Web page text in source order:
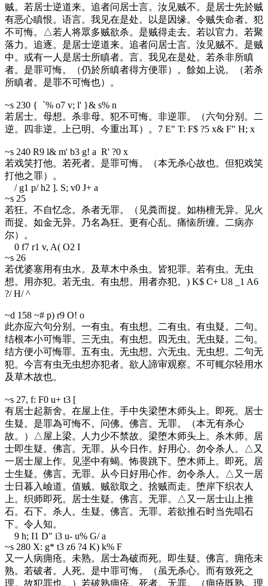
贼。若居士逆道来。追者问居士言。汝见贼不。是居士先於贼
有恶心瞋恨。语言。我见在是处。以是因缘。令贼失命者。犯
不可悔。△若人将眾多贼欲杀。是贼得走去。若以官力。若聚
落力。追逐。是居士逆道来。追者问居士言。汝见贼不。是贼
中。或有一人是居士所瞋者。言。我见在是处。若杀非所瞋
者。是罪可悔。（仍於所瞋者得方便罪）。餘如上说。（若杀
所瞋者。是罪不可悔也）。
~s 230 { `% o7 v; l' }& s% n
若居士。母想。杀非母。犯不可悔。非逆罪。（六句分别。二
逆。四非逆。上已明。今重出耳）。 7 E" T: F$ ?5 x& F" H; x
~s 240 R9 l& m' b3 g! a R' ?0 x
若戏笑打他。若死者。是罪可悔。（本无杀心故也。但犯戏笑
打他之罪）。
/ g1 p/ h2 ]. S; v0 J+ a
~s 25
若狂。不自忆念。杀者无罪。（见粪而捉。如栴檀无异。见火
而捉。如金无异。乃名為狂。更有心乱。痛恼所缠。二病亦
尔）。
0 f7 r1 v, A( O2 I
~s 26
若优婆塞用有虫水。及草木中杀虫。皆犯罪。若有虫。无虫
想。用亦犯。若无虫。有虫想。用者亦犯。 ) K$ C+ U8 _1 A6
?/ H/ ^
~d 158 ~# p) r9 O! o
此亦应六句分别。一有虫。有虫想。二有虫。有虫疑。二句。
结根本小可悔罪。三无虫。有虫想。四无虫。无虫疑。二句。
结方便小可悔罪。五有虫。无虫想。六无虫。无虫想。二句无
犯。今言有虫无虫想亦犯者。欲人諦审观察。不可輒尔轻用水
及草木故也。
~s 27, f: F0 u+ t3 [
有居士起新舍。在屋上住。手中失梁堕木师头上。即死。居士
生疑。是罪為可悔不。问佛。佛言。无罪。（本无有杀心
故。）△屋上梁。人力少不禁故。梁堕木师头上。杀木师。居
士即生疑。佛言。无罪。从今日作。好用心。勿令杀人。△又
一居士屋上作。见埿中有蝎。怖畏跳下。堕木师上。即死。居
士生疑。佛言。无罪。从今日好用心作。勿令杀人。△又一居
士日暮入嶮道。值贼。贼欲取之。捨贼而走。堕岸下织衣人
上。织师即死。居士生疑。佛言。无罪。△又一居士山上推
石。石下。杀人。生疑。佛言。无罪。若欲推石时当先唱石
下。令人知。
9 h; I1 D" i3 u- u% G/ a
~s 280 X: g* t3 z6 ?4 K) k% F
又一人病痈疮。未熟。居士為破而死。即生疑。佛言。痈疮未
熟。若破者。人死。是中罪可悔。（虽无杀心。而有致死之
理。故犯罪也。）若破熟痈疮。死者。无罪。（痈疮既熟。理